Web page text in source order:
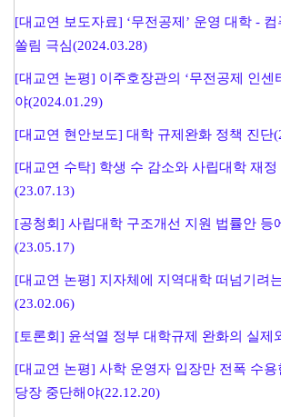
[대교연 보도자료] ‘무전공제’ 운영 대학 -
쏠림 극심(2024.03.28)
[대교연 논평] 이주호장관의 ‘무전공제 인센
야(2024.01.29)
[대교연 현안보도] 대학 규제완화 정책 진단
[대교연 수탁] 학생 수 감소와 사립대학 재
(23.07.13)
[공청회] 사립대학 구조개선 지원 법률안 등
(23.05.17)
[대교연 논평] 지자체에 지역대학 떠넘기려
(23.02.06)
[토론회] 윤석열 정부 대학규제 완화의 실제
[대교연 논평] 사학 운영자 입장만 전폭 수용
당장 중단해야(22.12.20)